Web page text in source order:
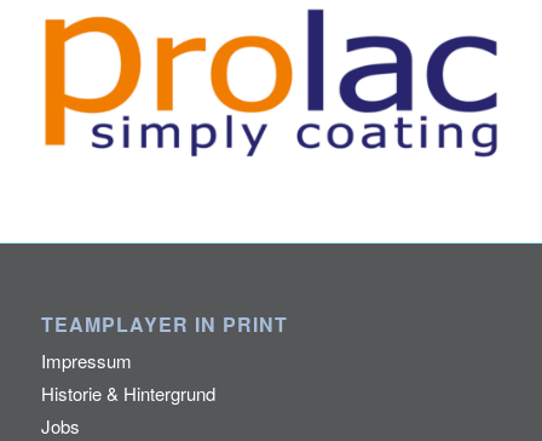
TEAMPLAYER IN PRINT
Impressum
Historie & Hintergrund
Jobs